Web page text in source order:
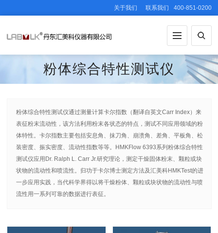
关于我们 联系我们 400-851-0200
粉体综合特性测试仪
粉体综合特性测试仪通过测量计算卡尔指数（翻译自英文Carr Index）来
表征粉末流动性，该方法利用粉末各状态的特点，测试不同应用领域的粉
体特性。卡尔指数主要包括安息角、抹刀角、崩溃角、差角、平板角、松
装密度、振实密度、流动性指数等等。HMKFlow 6393系列粉体综合特性
测试仪应用Dr. Ralph L. Carr Jr.研究理论，测定干燥固体粉末、颗粒或块
状物的流动性和喷流性。归功于卡尔博士测定方法及汇美科HMKTest的进
一步应用实践，当代科学界得以将干燥粉体、颗粒或块状物的流动性与喷
流性用一系列可靠的数据进行表征。